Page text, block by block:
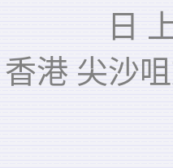
日
港 尖沙